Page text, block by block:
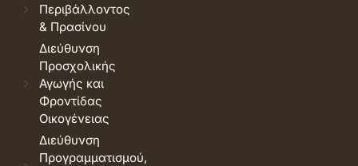
Περιβάλλοντος
& Πρασίνου
Διεύθυνση
Προσχολικής
Αγωγής και
Φροντίδας
Οικογένειας
Διεύθυνση
Προγραμματισμού,